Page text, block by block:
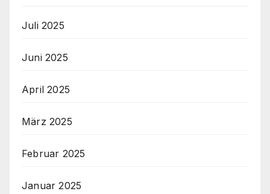
Juli 2025
Juni 2025
April 2025
März 2025
Februar 2025
Januar 2025